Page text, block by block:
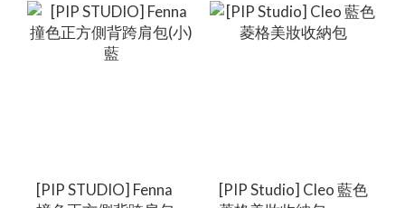
[PIP STUDIO] Fenna
[PIP Studio] Cleo 藍色